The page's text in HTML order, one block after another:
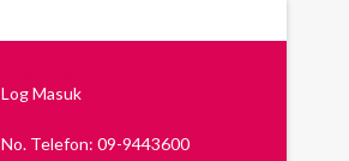
Log Masuk
No. Telefon: 09-9443600